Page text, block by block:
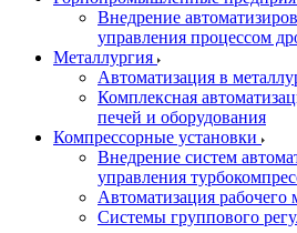
Внедрение
управления процессом
Металлургия
Автоматизация в
Комплексная
печей и оборудования
Компрессорные установки
Внедрение систем
управления
Автоматизация рабочего
Системы группового